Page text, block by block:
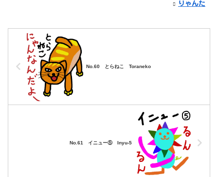
りゃんた
No.60 とらねこ Toraneko
No.61 イニュー⑤ Inyu-5